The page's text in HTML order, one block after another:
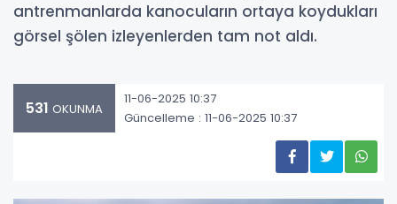
antrenmanlarda kanocuların ortaya koydukları
görsel şölen izleyenlerden tam not aldı.
531 OKUNMA
11-06-2025 10:37
Güncelleme : 11-06-2025 10:37